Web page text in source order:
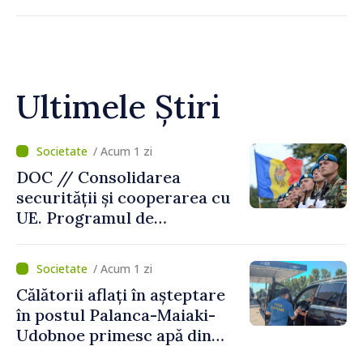
Ultimele Știri
/ Acum 1 zi
DOC // Consolidarea
securității și cooperarea cu
UE. Programul de
Naționale de Apărare pentru
perioada 2024–2034,
publicat în Monitorul Oficial
/ Acum 1 zi
Călătorii aflați în așteptare
în postul Palanca-Maiaki-
Udobnoe primesc apă din